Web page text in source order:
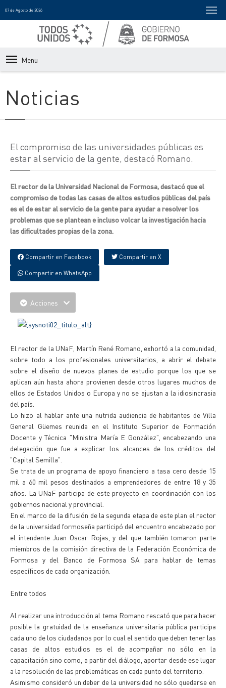
07 de Agosto de 2026
Menu
Noticias
El compromiso de las universidades públicas es
estar al servicio de la gente, destacó Romano.
El rector de la Universidad Nacional de Formosa, destacó que el
compromiso de todas las casas de altos estudios públicas del país
es el de estar al servicio de la gente para ayudar a resolver los
problemas que se plantean e incluso volcar la investigación hacia
las dificultades propias de la zona.
Compartir en Facebook Compartir en X
Compartir en WhatsApp
Acciones
El rector de la UNaF, Martín René Romano, exhortó a la comunidad,
sobre todo a los profesionales universitarios, a abrir el debate
sobre el diseño de nuevos planes de estudio porque los que se
aplican aún hasta ahora provienen desde otros lugares muchos de
ellos de Estados Unidos o Europa y no se ajustan a la idiosincrasia
del país.
Lo hizo al hablar ante una nutrida audiencia de habitantes de Villa
General Güemes reunida en el Instituto Superior de Formación
Docente y Técnica "Ministra María E González", encabezando una
delegación que fue a explicar los alcances de los créditos del
"Capital Semilla".
Se trata de un programa de apoyo financiero a tasa cero desde 15
mil a 60 mil pesos destinados a emprendedores de entre 18 y 35
años. La UNaF participa de este proyecto en coordinación con los
gobiernos nacional y provincial.
En el marco de la difusión de la segunda etapa de este plan el rector
de la universidad formoseña participó del encuentro encabezado por
el intendente Juan Oscar Rojas, y del que también tomaron parte
miembros de la comisión directiva de la Federación Económica de
Formosa y del Banco de Formosa SA para hablar de temas
específicos de cada organización.
Entre todos
Al realizar una introducción al tema Romano rescató que para hacer
posible la gratuidad de la enseñanza universitaria pública participa
cada uno de los ciudadanos por lo cual el sentido que deben tener las
casas de altos estudios es el de acompañar no sólo en la
capacitación sino como, a partir del diálogo, aportar desde ese lugar
a la resolución de las problemáticas en cada punto del territorio.
Asimismo consideró un deber de la universidad no sólo quedarse en